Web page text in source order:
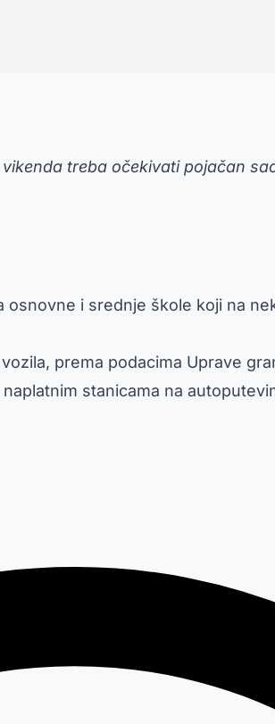
treba očekivati pojačan
i srednje škole koji na
prema podacima Uprave
stanicama na